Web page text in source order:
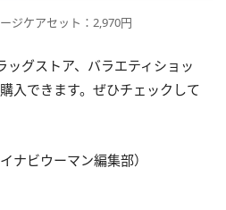
ジケアセット：2,970円
ッグストア、バラエティショッ
入できます。ぜひチェックして
ナビウーマン編集部）